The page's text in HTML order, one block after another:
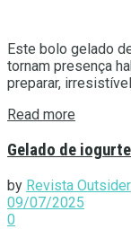
Este bolo gelado
tornam presença
preparar,
Read more
Gelado de iogurte
by Revista Outsider
09/07/2025
0